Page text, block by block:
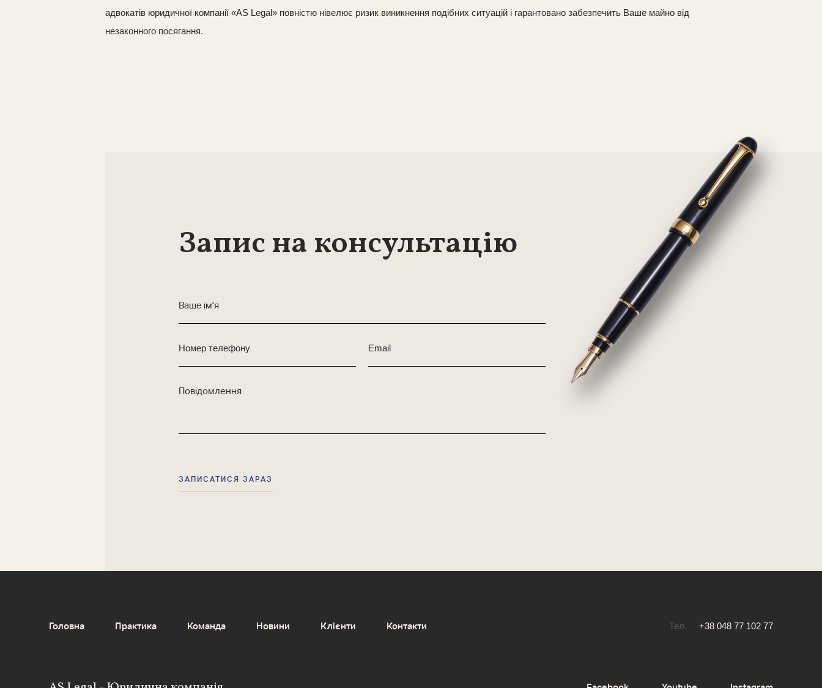
адвокатів юридичної компанії «AS Legal» повністю нівелює ризик виникнення подібних ситуацій і гарантовано забезпечить Ваше майно від
незаконного посягання.
Запис на консультацію
Головна Практика Команда Новини Клієнти Контакти Тел. +38 048 77 102 77